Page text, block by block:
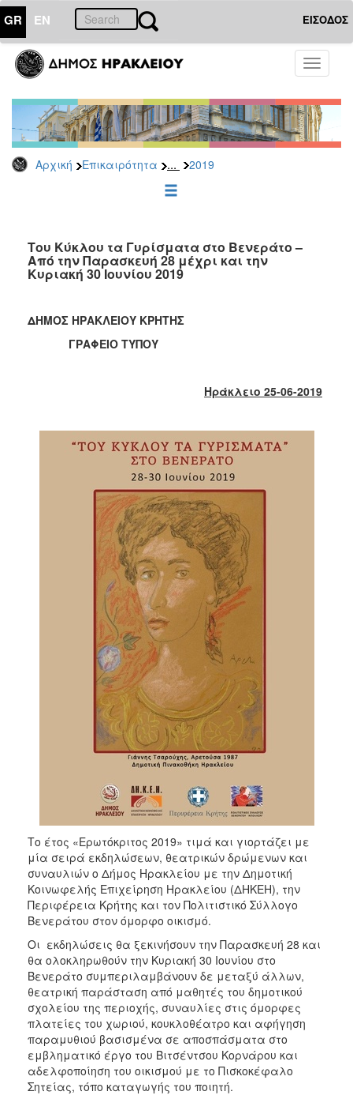
GR EN ΕΙΣΟΔΟΣ
Toggle
Αρχική Επικαιρότητα ... 2019
ΕΠΙΚΑΙΡΟΤΗΤΑ
Τύπου
Αρχείο
2026
2025
2022
2021
2019
2018
2013
Του Κύκλου τα Γυρίσματα στο Βενεράτο –
Από την Παρασκευή 28 μέχρι και την
Κυριακή 30 Ιουνίου 2019
ΔΗΜΟΣ ΗΡΑΚΛΕΙΟΥ ΚΡΗΤΗΣ
ΓΡΑΦΕΙΟ ΤΥΠΟΥ
Ηράκλειο 25-06-2019
Το έτος «Ερωτόκριτος 2019» τιμά και γιορτάζει με
μία σειρά εκδηλώσεων, θεατρικών δρώμενων και
συναυλιών ο Δήμος Ηρακλείου με την Δημοτική
Κοινωφελής Επιχείρηση Ηρακλείου (ΔΗΚΕΗ), την
Περιφέρεια Κρήτης και τον Πολιτιστικό Σύλλογο
Βενεράτου στον όμορφο οικισμό.
Οι εκδηλώσεις θα ξεκινήσουν την Παρασκευή 28 και
θα ολοκληρωθούν την Κυριακή 30 Ιουνίου στο
Βενεράτο συμπεριλαμβάνουν δε μεταξύ άλλων,
θεατρική παράσταση από μαθητές του δημοτικού
σχολείου της περιοχής, συναυλίες στις όμορφες
πλατείες του χωριού, κουκλοθέατρο και αφήγηση
παραμυθιού βασισμένα σε αποσπάσματα στο
εμβληματικό έργο του Βιτσέντσου Κορνάρου και
αδελφοποίηση του οικισμού με το Πισκοκέφαλο
Σητείας, τόπο καταγωγής του ποιητή.